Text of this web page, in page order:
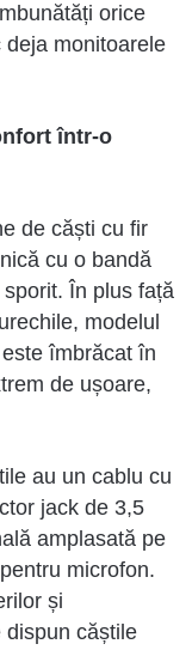
orice
monitoarele
într-o
de căști cu fir
cu o bandă
În plus față
modelul
îmbrăcat în
de ușoare,
au un cablu cu
jack de 3,5
amplasată pe
microfon.
și
dispun căștile